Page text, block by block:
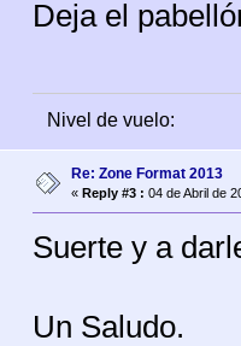
Deja el
Nivel de vuelo:
Re: Zone Format 2013
« Reply #3 : 04 de Abril de
Suerte y a
Un Saludo.